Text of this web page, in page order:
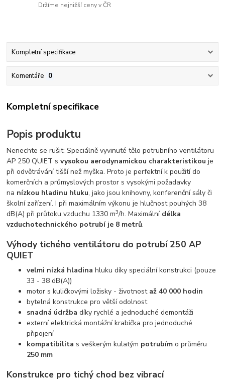
Držíme nejnižší ceny v ČR
Kompletní specifikace
Komentáře 0
Kompletní specifikace
Popis produktu
Nenechte se rušit: Speciálně vyvinuté tělo potrubního ventilátoru
AP 250 QUIET svysokou aerodynamickou charakteristikou je
při odvětrávání tišší než myška. Proto je perfektní k použití do
komerčních a průmyslových prostor s vysokými požadavky
na nízkou hladinu hluku, jako jsou knihovny, konferenční sály či
školní zařízení. I při maximálním výkonu je hlučnost pouhých 38
dB(A) při průtoku vzduchu 1330 m3/h. Maximální délka
vzduchotechnického potrubí je 8 metrů.
Výhody tichého ventilátoru do potrubí 250 AP
QUIET
velmi nízká hladina hluku díky speciální konstrukci (pouze
33 - 38 dB(A))
motor s kuličkovými ložisky - životnost až 40 000 hodin
bytelná konstrukce pro větší odolnost
snadná údržba díky rychlé a jednoduché demontáži
externí elektrická montážní krabička pro jednoduché
připojení
kompatibilita s veškerým kulatým potrubím o průměru
250 mm
Konstrukce pro tichý chod bez vibrací